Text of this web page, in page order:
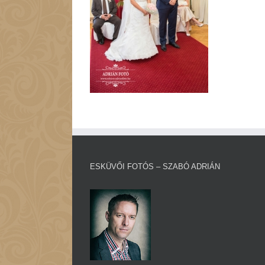
ESKÜVŐI FOTÓS – SZABÓ ADRIÁN